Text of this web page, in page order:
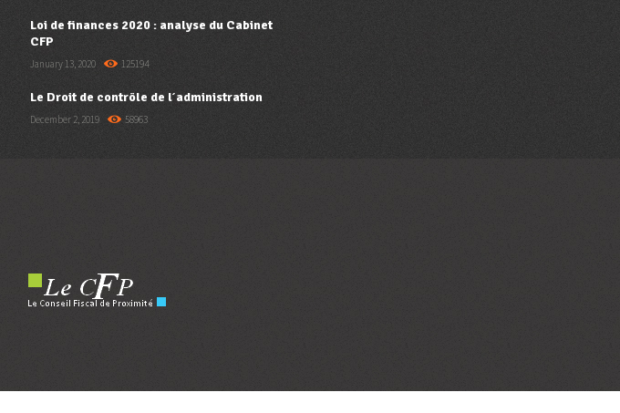
Loi de finances 2020 : analyse du Cabinet
CFP
January 13, 2020 125194
Le Droit de contrôle de l’administration
December 2, 2019 58963